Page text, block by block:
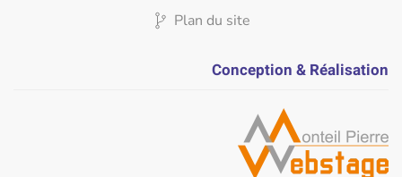
Plan du site
Conception & Réalisation